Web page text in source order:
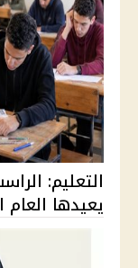
يعيدها